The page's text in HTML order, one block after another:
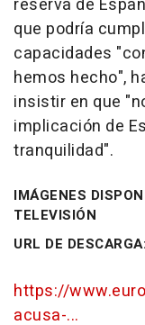
que podría
capacidades
hemos hecho",
insistir en que
implicación de
tranquilidad".
IMÁGENES
TELEVISIÓN
URL DE DESCARGA:
https://
acusa-...